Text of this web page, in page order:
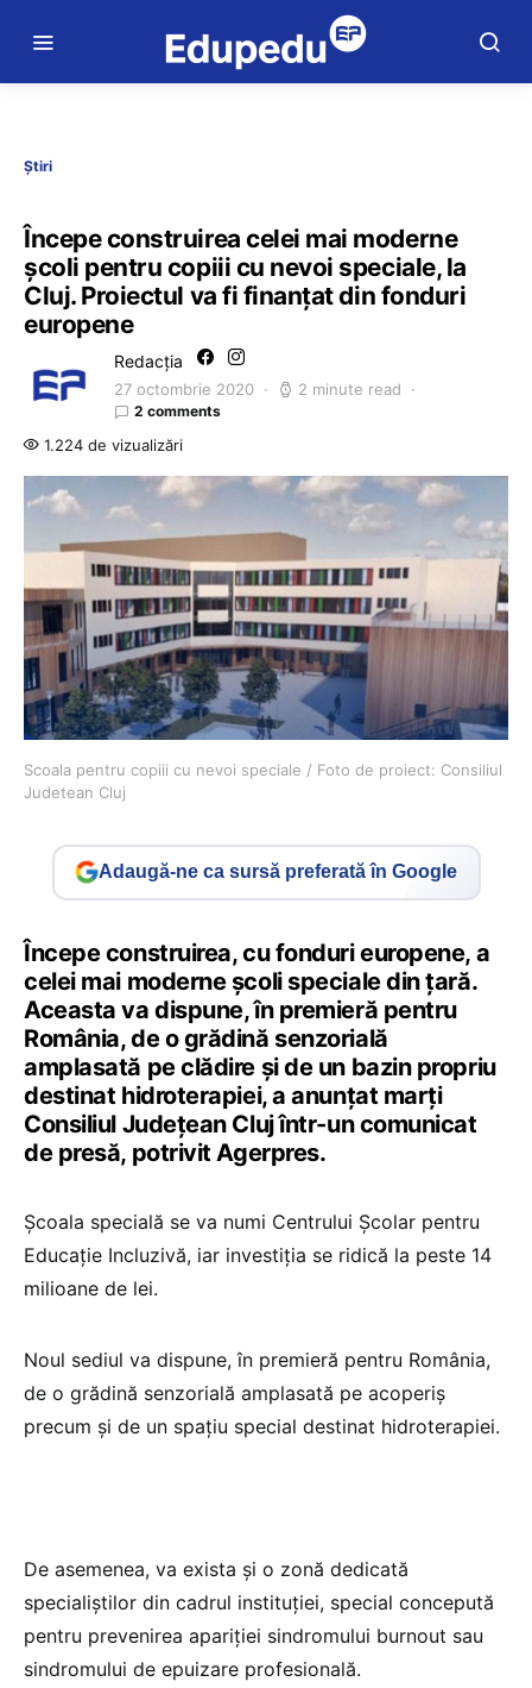
Știri
Începe construirea celei mai moderne
școli pentru copiii cu nevoi speciale, la
Cluj. Proiectul va fi finanțat din fonduri
europene
Redacția
27 octombrie 2020 2 minute read
2 comments
1.224 de vizualizări
Scoala pentru copiii cu nevoi speciale / Foto de proiect: Consiliul
Judetean Cluj
Adaugă-ne ca sursă preferată în Google
Începe construirea, cu fonduri europene, a
celei mai moderne şcoli speciale din ţară.
Aceasta va dispune, în premieră pentru
România, de o grădină senzorială
amplasată pe clădire şi de un bazin propriu
destinat hidroterapiei, a anunțat marți
Consiliul Județean Cluj într-un comunicat
de presă, potrivit Agerpres.
Școala specială se va numi Centrului Şcolar pentru
Educaţie Incluzivă, iar investiția se ridică la peste 14
milioane de lei.
Noul sediul va dispune, în premieră pentru România,
de o grădină senzorială amplasată pe acoperiş
precum şi de un spaţiu special destinat hidroterapiei.
De asemenea, va exista și o zonă dedicată
specialiştilor din cadrul instituţiei, special concepută
pentru prevenirea apariţiei sindromului burnout sau
sindromului de epuizare profesională.